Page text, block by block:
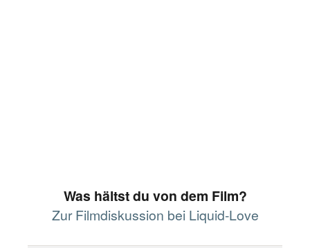
Was hältst du von dem Film?
Zur Filmdiskussion bei Liquid-Love